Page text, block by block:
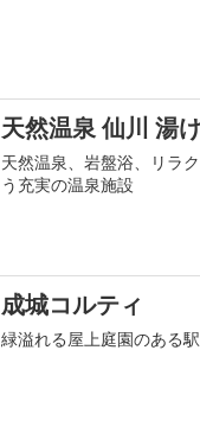
天然温泉 仙川 湯
天然温泉、岩盤浴、リラ
う充実の温泉施設
成城コルティ
緑溢れる屋上庭園のある